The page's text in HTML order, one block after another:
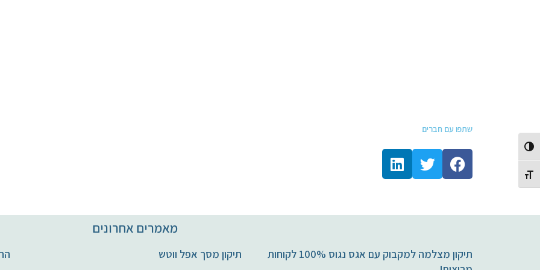
Toggle High Contrast
Toggle Font size
שתפו עם חברים
מאמרים אחרונים
תיקון מצלמה למקבוק עם אגס נגוס 100% לקוחות
תיקון מסך אפל ווטש